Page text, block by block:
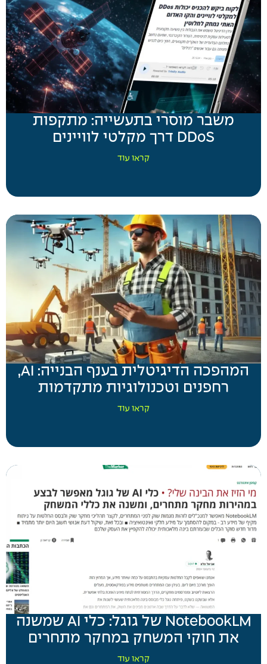
משבר מוסרי בתעשייה: מתקפות
DDoS דרך מקלטי לוויינים
קראו עוד
המהפכה הדיגיטלית בענף הבנייה: AI,
רחפנים וטכנולוגיות מתקדמות
קראו עוד
NotebookLM של גוגל: כלי AI שמשנה
את חוקי המשחק במחקר מתחרים
קראו עוד